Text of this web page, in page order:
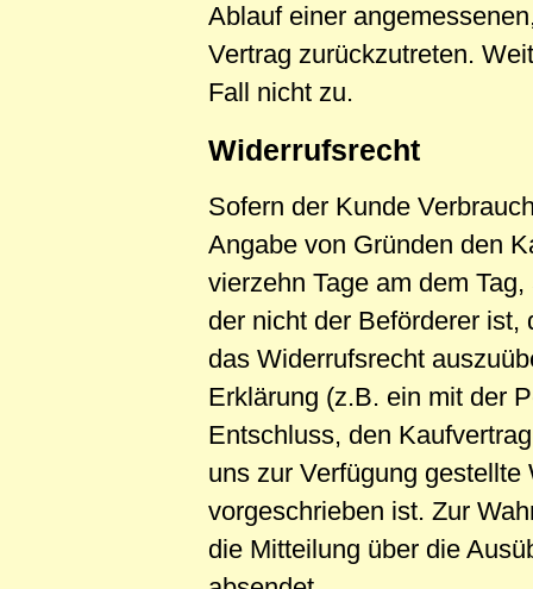
Ablauf einer
Vertrag zurückzutreten.
Fall nicht zu.
Widerrufsrecht
Sofern der Kunde
Angabe von Gründen den
vierzehn Tage am dem
der nicht der Beförderer
das Widerrufsrecht
Erklärung (z.B. ein mit der
Entschluss, den
uns zur Verfügung
vorgeschrieben ist. Zur
die Mitteilung über die